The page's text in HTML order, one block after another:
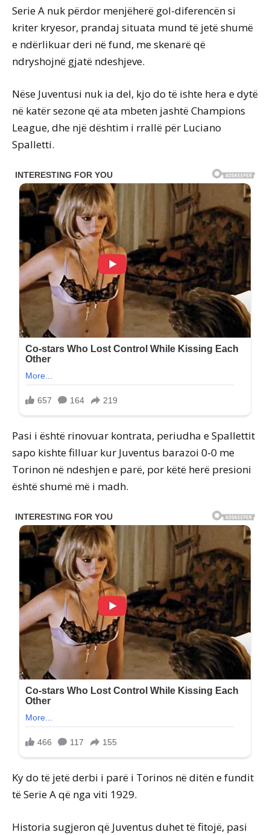
Serie A nuk përdor menjëherë gol-diferencën si
kriter kryesor, prandaj situata mund të jetë shumë
e ndërlikuar deri në fund, me skenarë që
ndryshojnë gjatë ndeshjeve.
Nëse Juventusi nuk ia del, kjo do të ishte hera e dytë
në katër sezone që ata mbeten jashtë Champions
League, dhe një dështim i rrallë për Luciano
Spalletti.
Pasi i është rinovuar kontrata, periudha e Spallettit
sapo kishte filluar kur Juventus barazoi 0-0 me
Torinon në ndeshjen e parë, por këtë herë presioni
është shumë më i madh.
Ky do të jetë derbi i parë i Torinos në ditën e fundit
të Serie A që nga viti 1929.
Historia sugjeron që Juventus duhet të fitojë, pasi